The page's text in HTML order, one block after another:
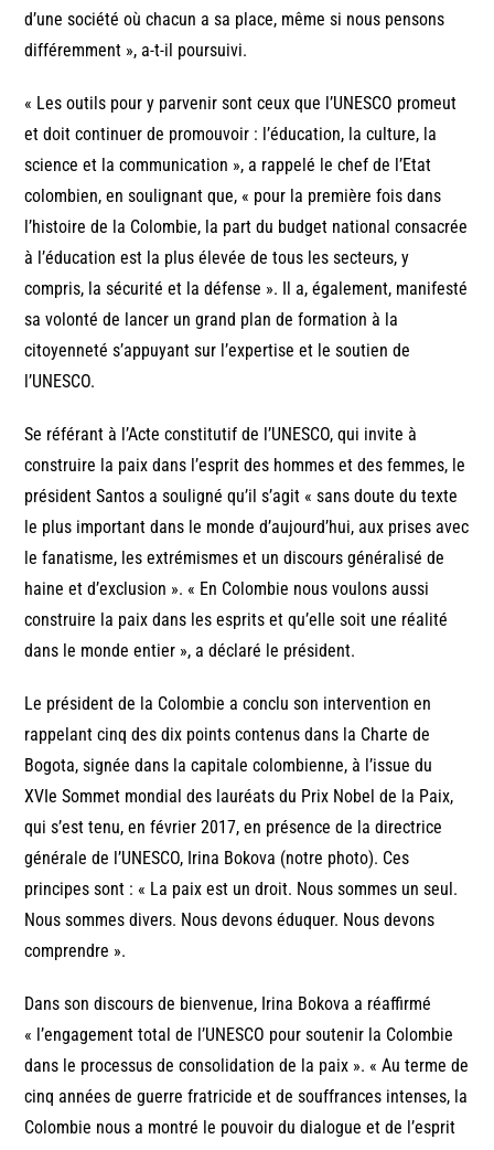
d’une société où chacun a sa place, même si nous pensons
différemment », a-t-il poursuivi.
« Les outils pour y parvenir sont ceux que l’UNESCO promeut
et doit continuer de promouvoir : l’éducation, la culture, la
science et la communication », a rappelé le chef de l’Etat
colombien, en soulignant que, « pour la première fois dans
l’histoire de la Colombie, la part du budget national consacrée
à l’éducation est la plus élevée de tous les secteurs, y
compris, la sécurité et la défense ». Il a, également, manifesté
sa volonté de lancer un grand plan de formation à la
citoyenneté s’appuyant sur l’expertise et le soutien de
l’UNESCO.
Se référant à l’Acte constitutif de l’UNESCO, qui invite à
construire la paix dans l’esprit des hommes et des femmes, le
président Santos a souligné qu’il s’agit « sans doute du texte
le plus important dans le monde d’aujourd’hui, aux prises avec
le fanatisme, les extrémismes et un discours généralisé de
haine et d’exclusion ». « En Colombie nous voulons aussi
construire la paix dans les esprits et qu’elle soit une réalité
dans le monde entier », a déclaré le président.
Le président de la Colombie a conclu son intervention en
rappelant cinq des dix points contenus dans la Charte de
Bogota, signée dans la capitale colombienne, à l’issue du
XVIe Sommet mondial des lauréats du Prix Nobel de la Paix,
qui s’est tenu, en février 2017, en présence de la directrice
générale de l’UNESCO, Irina Bokova (notre photo). Ces
principes sont : « La paix est un droit. Nous sommes un seul.
Nous sommes divers. Nous devons éduquer. Nous devons
comprendre ».
Dans son discours de bienvenue, Irina Bokova a réaffirmé
« l’engagement total de l’UNESCO pour soutenir la Colombie
dans le processus de consolidation de la paix ». « Au terme de
cinq années de guerre fratricide et de souffrances intenses, la
Colombie nous a montré le pouvoir du dialogue et de l’esprit